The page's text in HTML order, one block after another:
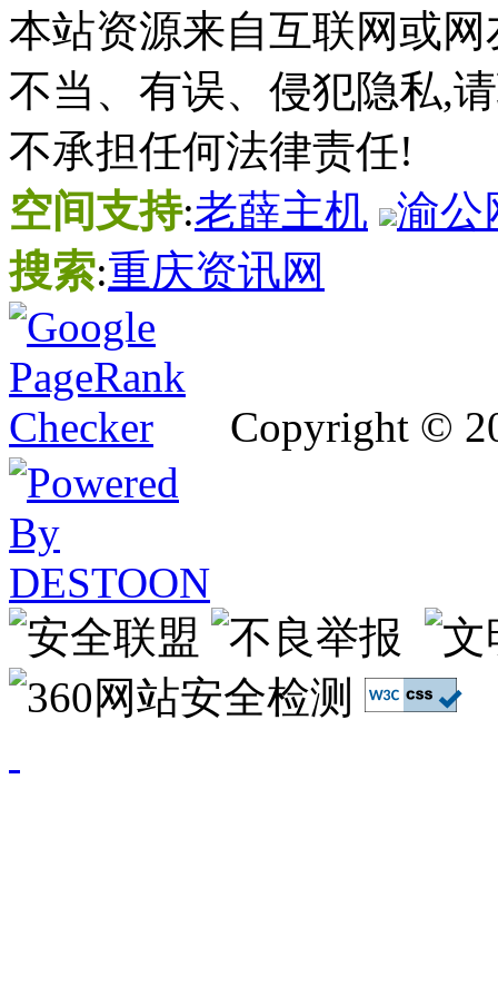
本站资源来自互联网或
不当、有误、侵犯隐私,
不承担任何法律责任!
空间支持:老薛主机
渝公
搜索:重庆资讯网
Copyright ©